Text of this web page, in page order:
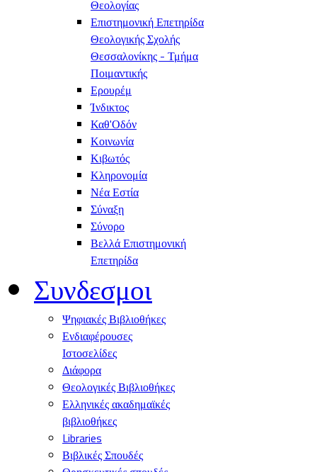
Θεολογίας
Επιστημονική Επετηρίδα
Θεολογικής Σχολής
Θεσσαλονίκης - Τμήμα
Ποιμαντικής
Ερουρέμ
Ίνδικτος
Καθ'Οδόν
Κοινωνία
Κιβωτός
Κληρονομία
Νέα Εστία
Σύναξη
Σύνορο
Βελλά Επιστημονική
Επετηρίδα
Συνδεσμοι
Ψηφιακές Βιβλιοθήκες
Ενδιαφέρουσες
Ιστοσελίδες
Διάφορα
Θεολογικές Βιβλιοθήκες
Ελληνικές ακαδημαϊκές
βιβλιοθήκες
Libraries
Βιβλικές Σπουδές